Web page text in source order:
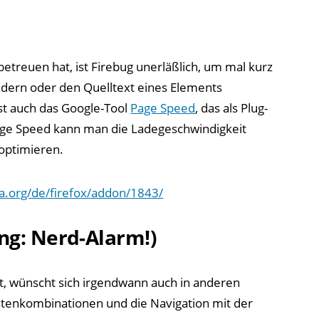
hat, ist Firebug unerläßlich, um mal kurz
oder den Quelltext eines Elements
auch das Google-Tool Page Speed, das als Plug-
Speed kann man die Ladegeschwindigkeit
de/firefox/addon/1843/
Nerd-Alarm!)
wünscht sich irgendwann auch in anderen
und die Navigation mit der